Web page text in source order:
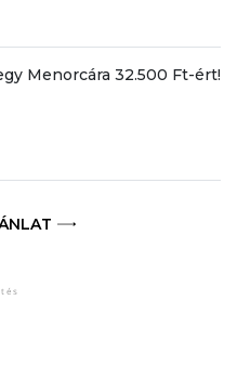
Menorcára 32.500 Ft-ért!